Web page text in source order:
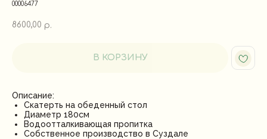
00006477
8600,00 р.
В КОРЗИНУ
Описание:
Скатерть на обеденный стол
Диаметр 180см
Водоотталкивающая пропитка
Собственное производство в Суздале